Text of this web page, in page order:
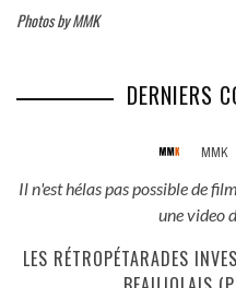
Photos by MMK
DERNIERS
MMK
Il n'est hélas pas possible de
une video
LES RÉTROPÉTARADES